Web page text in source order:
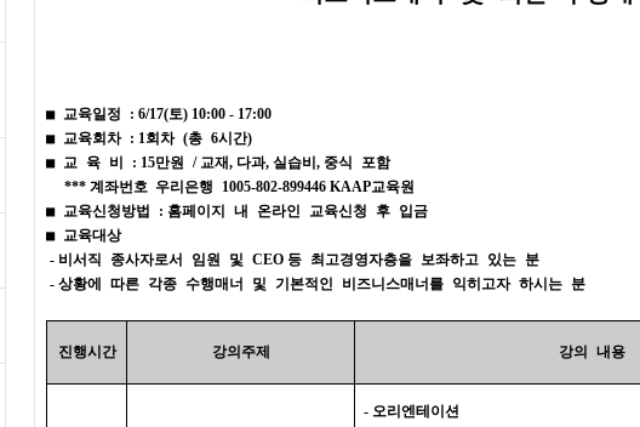
■ 교육일정 : 6/17(토) 10:00 - 17:00
■ 교육회차 : 1회차 (총 6시간)
■ 교 육 비 : 15만원 / 교재, 다과, 실습비 , 중식 포함
*** 계좌번호 우리은행 1005-802-899446 KAAP교육원
■ 교육신청방법 : 홈페이지 내 온라인 교육신청 후 입금
■ 교육대상
- 비서직 종사자로서 임원 및 CEO 등 최고경영자층을 보좌하고 있는 분
- 상황에 따른 각종 수행매너 및 기본적인 비즈니스매너를 익히고자 하시는 분
진행시간 강의주제 강의 내용
- 오리엔테이션